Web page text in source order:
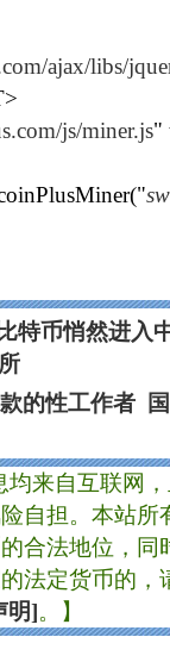
ajax/libs/
js/miner.js"
特币悄然进入
的性工作者
均来自互联网
自担。本站所
合法地位，
法定货币的，
明]。】